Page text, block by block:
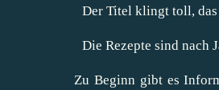
Der Titel klingt toll,
Die Rezepte sind nach
Zu Beginn gibt es